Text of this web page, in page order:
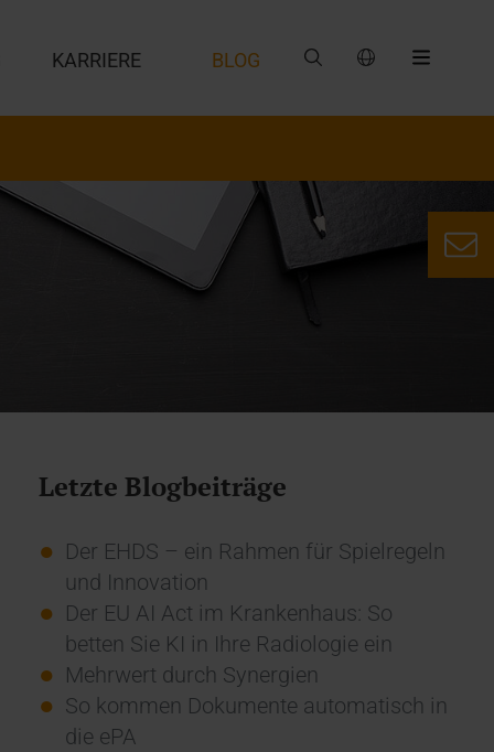
KARRIERE BLOG
Letzte Blogbeiträge
Der EHDS – ein Rahmen für Spielregeln
und Innovation
Der EU AI Act im Krankenhaus: So
betten Sie KI in Ihre Radiologie ein
Mehrwert durch Synergien
So kommen Dokumente automatisch in
die ePA